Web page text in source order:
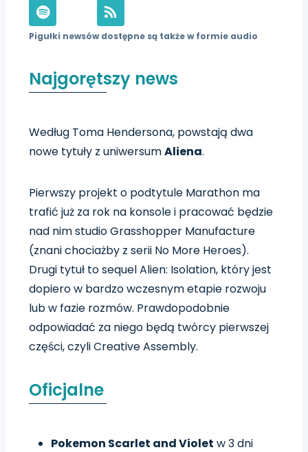
Pigułki newsów dostępne są także w formie audio
Najgorętszy news
Według Toma Hendersona, powstają dwa
nowe tytuły z uniwersumAliena.
Pierwszy projekt o podtytule Marathon ma
trafić już za rok na konsole i pracować będzie
nad nim studio Grasshopper Manufacture
(znani chociażby z serii No More Heroes).
Drugi tytuł to sequel Alien: Isolation, który jest
dopiero w bardzo wczesnym etapie rozwoju
lub w fazie rozmów. Prawdopodobnie
odpowiadać za niego będą twórcy pierwszej
części, czyli Creative Assembly.
Oficjalne
Pokemon Scarlet and Violet w 3 dni